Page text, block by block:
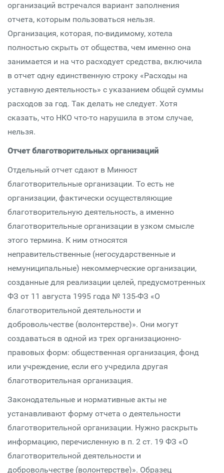
организаций встречался вариант заполнения
отчета, которым пользоваться нельзя.
Организация, которая, по-видимому, хотела
полностью скрыть от общества, чем именно она
занимается и на что расходует средства, включила
в отчет одну единственную строку «Расходы на
уставную деятельность» с указанием общей суммы
расходов за год. Так делать не следует. Хотя
сказать, что НКО что-то нарушила в этом случае,
нельзя.
Отчет благотворительных организаций
Отдельный отчет сдают в Минюст
благотворительные организации. То есть не
организации, фактически осуществляющие
благотворительную деятельность, а именно
благотворительные организации в узком смысле
этого термина. К ним относятся
неправительственные (негосударственные и
немуниципальные) некоммерческие организации,
созданные для реализации целей, предусмотренных
ФЗ от 11 августа 1995 года № 135-ФЗ «О
благотворительной деятельности и
добровольчестве (волонтерстве)». Они могут
создаваться в одной из трех организационно-
правовых форм: общественная организация, фонд
или учреждение, если его учредила другая
благотворительная организация.
Законодательные и нормативные акты не
устанавливают форму отчета о деятельности
благотворительной организации. Нужно раскрыть
информацию, перечисленную в п. 2 ст. 19 ФЗ «О
благотворительной деятельности и
добровольчестве (волонтерстве)». Образец